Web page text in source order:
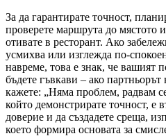
За да гарантирате точност,
проверете маршрута до мястото
отивате в ресторант. Ако
усмихва или изглежда по-
навреме, това е знак, че вашият
бъдете гъвкави – ако
кажете: „Няма проблем, радвам
който демонстрирате точност, е
доверие и да създадете среща,
което формира основата за